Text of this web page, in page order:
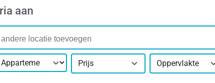
aan
Prijs Oppervlakte